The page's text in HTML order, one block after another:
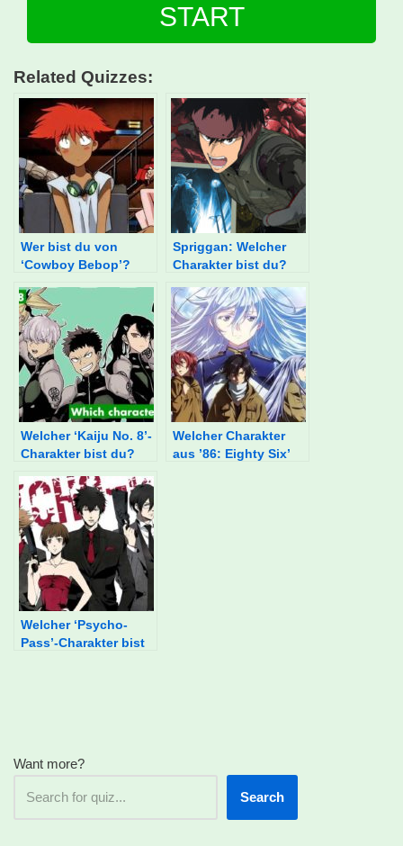
START
Related Quizzes:
Wer bist du von
‘Cowboy Bebop’?
Spriggan: Welcher
Charakter bist du?
Welcher ‘Kaiju No. 8’-
Charakter bist du?
Welcher Charakter
aus ’86: Eighty Six’
Welcher ‘Psycho-
Pass’-Charakter bist
Want more?
Search